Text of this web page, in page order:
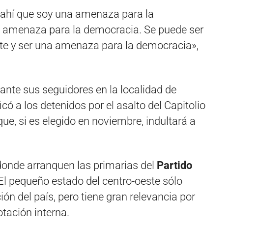
que soy una amenaza para la
para la democracia. Se puede ser
y ser una amenaza para la democracia»,
sus seguidores en la localidad de
a los detenidos por el asalto del Capitolio
si es elegido en noviembre, indultará a
arranquen las primarias del Partido
pequeño estado del centro-oeste sólo
del país, pero tiene gran relevancia por
interna.